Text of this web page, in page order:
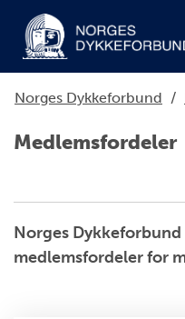
Norges Dykkeforbund /
Medlemsfordeler
Norges
medlemsfordeler for